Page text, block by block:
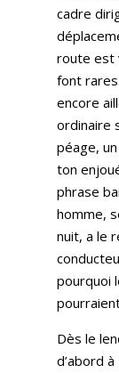
cadre
route est
font
encore
ordinaire
péage,
ton
phrase
homme,
nuit, a le
pourquoi
Dès le
d’abord